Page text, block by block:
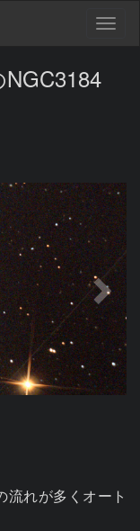
流れが多くオート